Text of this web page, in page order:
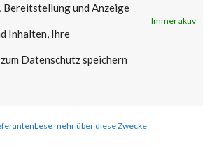
Bereitstellung und Anzeige
Inhalten, Ihre
Datenschutz speichern
Immer aktiv
Lese mehr über diese Zwecke
Vendor Solution?
of posting, there is
Ivanti has
are